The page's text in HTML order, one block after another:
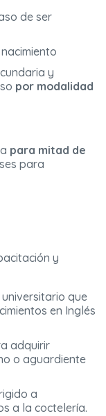
de ser
y
por modalidad
para mitad de
para
y
que
en Inglés
adquirir
o aguardiente
a
a la coctelería.